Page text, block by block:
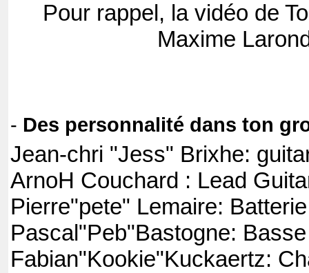
Pour rappel, la vidéo de
Maxime
- Des personnalité dans ton
Jean-chri "Jess" Brixhe:
ArnoH Couchard : Lead
Pierre"pete" Lemaire: Batterie
Pascal"Peb"Bastogne: Basse
Fabian"Kookie"Kuckaertz: